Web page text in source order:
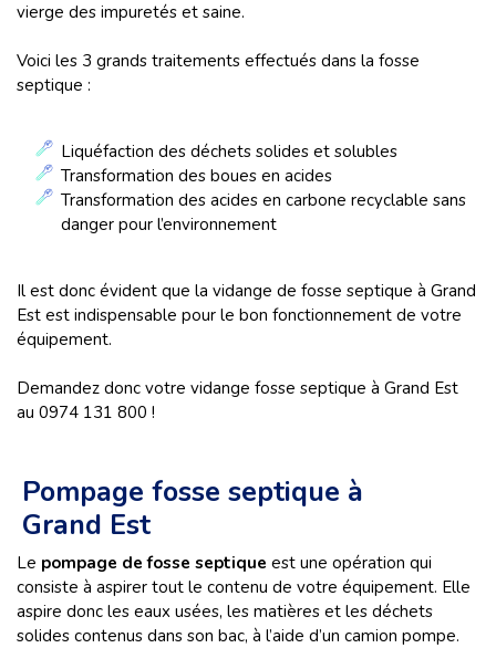
vierge des impuretés et saine.
Voici les 3 grands traitements effectués dans la fosse
septique :
Liquéfaction des déchets solides et solubles
Transformation des boues en acides
Transformation des acides en carbone recyclable sans
danger pour l’environnement
Il est donc évident que la vidange de fosse septique à Grand
Est est indispensable pour le bon fonctionnement de votre
équipement.
Demandez donc votre vidange fosse septique à Grand Est
au 0974 131 800 !
Pompage fosse septique à
Grand Est
Le pompage de fosse septique est une opération qui
consiste à aspirer tout le contenu de votre équipement. Elle
aspire donc les eaux usées, les matières et les déchets
solides contenus dans son bac, à l’aide d’un camion pompe.